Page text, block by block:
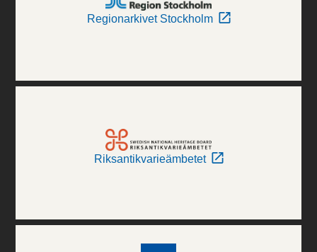
Regionarkivet Stockholm
Riksantikvarieämbetet